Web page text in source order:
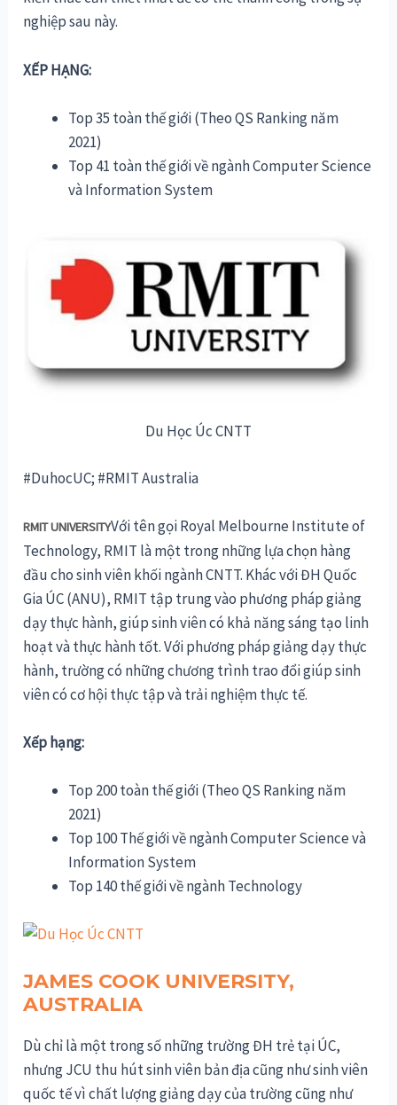
nghiệp sau này.
XẾP HẠNG:
Top 35 toàn thế giới (Theo QS Ranking năm
2021)
Top 41 toàn thế giới về ngành Computer Science
và Information System
Du Học Úc CNTT
#DuhocUC; #RMIT Australia
RMIT UNIVERSITYVới tên gọi Royal Melbourne Institute of
Technology, RMIT là một trong những lựa chọn hàng
đầu cho sinh viên khối ngành CNTT. Khác với ĐH Quốc
Gia ÚC (ANU), RMIT tập trung vào phương pháp giảng
dạy thực hành, giúp sinh viên có khả năng sáng tạo linh
hoạt và thực hành tốt. Với phương pháp giảng dạy thực
hành, trường có những chương trình trao đổi giúp sinh
viên có cơ hội thực tập và trải nghiệm thực tế.
Xếp hạng:
Top 200 toàn thế giới (Theo QS Ranking năm
2021)
Top 100 Thế giới về ngành Computer Science và
Information System
Top 140 thế giới về ngành Technology
JAMES COOK UNIVERSITY,
AUSTRALIA
Dù chỉ là một trong số những trường ĐH trẻ tại ÚC,
nhưng JCU thu hút sinh viên bản địa cũng như sinh viên
quốc tế vì chất lượng giảng dạy của trường cũng như